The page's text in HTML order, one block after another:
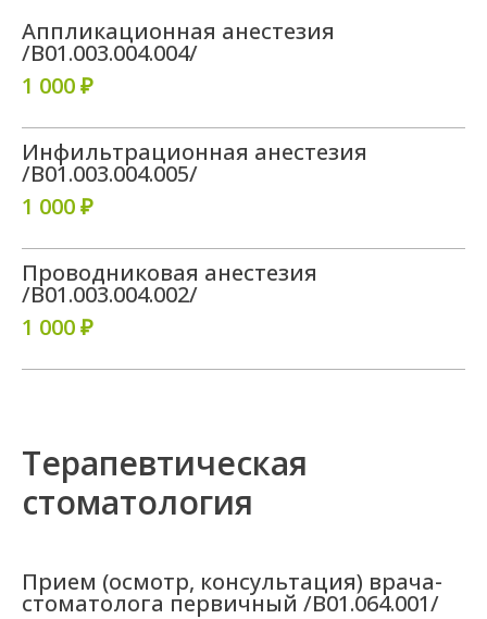
Аппликационная анестезия
/B01.003.004.004/
1 000 ₽
Инфильтрационная анестезия
/B01.003.004.005/
1 000 ₽
Проводниковая анестезия
/B01.003.004.002/
1 000 ₽
Терапевтическая
стоматология
Прием (осмотр, консультация) врача-
стоматолога первичный /B01.064.001/